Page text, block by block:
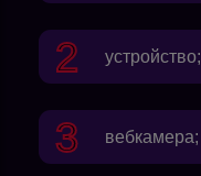
устройство;
вебкамера;